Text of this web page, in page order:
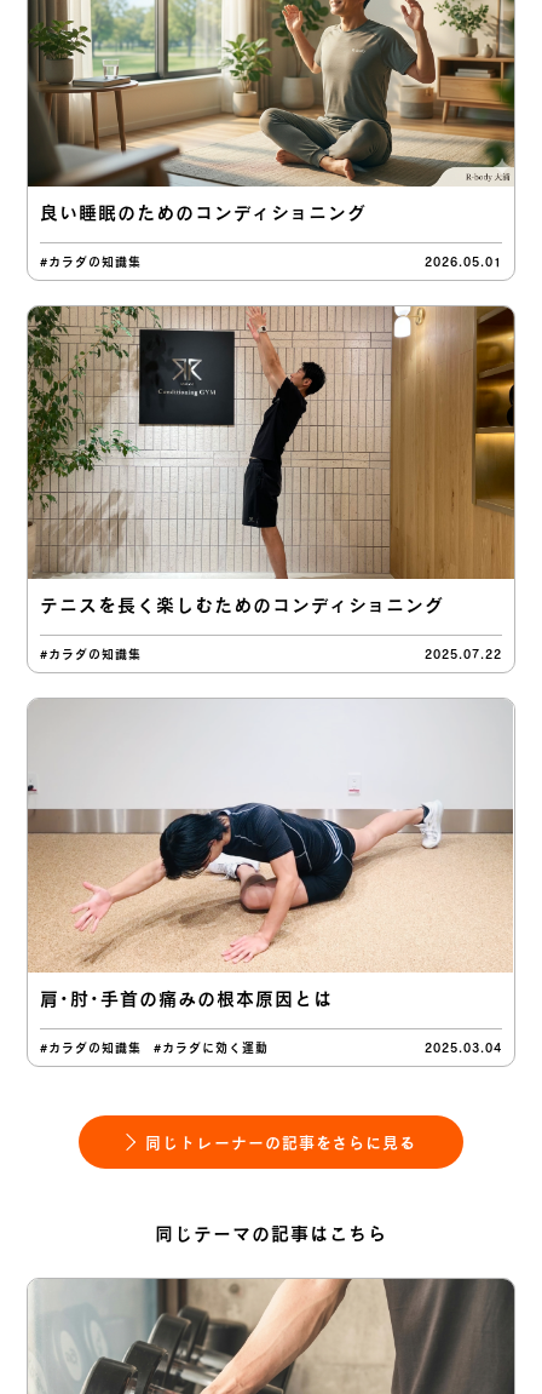
良い睡眠のためのコンディショニング
#カラダの知識集 2026.05.01
テニスを長く楽しむためのコンディショニング
#カラダの知識集 2025.07.22
肩・肘・手首の痛みの根本原因とは
#カラダの知識集 #カラダに効く運動 2025.03.04
同じトレーナーの記事をさらに見る
同じテーマの記事はこちら